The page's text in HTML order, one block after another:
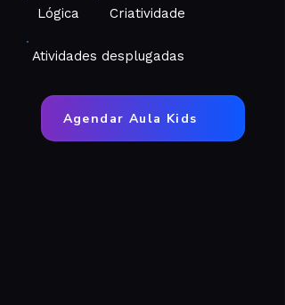
Lógica Criatividade
Atividades desplugadas
Agendar Aula Kids